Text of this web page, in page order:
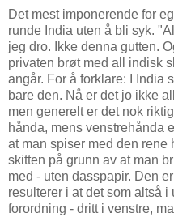
Det mest imponerende for
runde India uten å bli syk.
jeg dro. Ikke denna gutten.
privaten brøt med all indisk
angår. For å forklare: I India
bare den. Nå er det jo ikke
men generelt er det nok
hånda, mens venstrehånda
at man spiser med den rene
skitten på grunn av at man
med - uten dasspapir. Den
resulterer i at det som altså
forordning - dritt i venstre,